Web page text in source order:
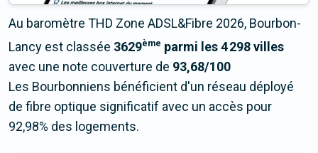
Au baromètre THD Zone ADSL&Fibre 2026, Bourbon-
Lancy est classée 3629ème parmi les 4 298 villes
avec une note couverture de 93,68/100
Les Bourbonniens bénéficient d'un réseau déployé
de fibre optique significatif avec un accès pour
92,98% des logements.